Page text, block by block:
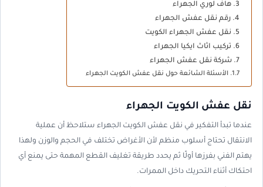
هاف لوري الجهراء
رقم نقل عفش الجهراء
نقل عفش الجهراء الكويت
تركيب اثاث ايكيا الجهراء
شركة نقل عفش الجهراء
الأسئلة الشائعة حول نقل عفش الكويت الجهراء
نقل عفش الكويت الجهراء
عندما تبدأ التفكير في نقل عفش الكويت الجهراء ستلاحظ أن عملية
الانتقال تحتاج أسلوب منظم لأن الأغراض تختلف في الحجم والوزن ولهذا
يهتم الفني بفرزها أولًا ثم يحدد طريقة تغليف القطع المهمة حتى يمنع أي
احتكاك أثناء التحريك داخل الممرات.